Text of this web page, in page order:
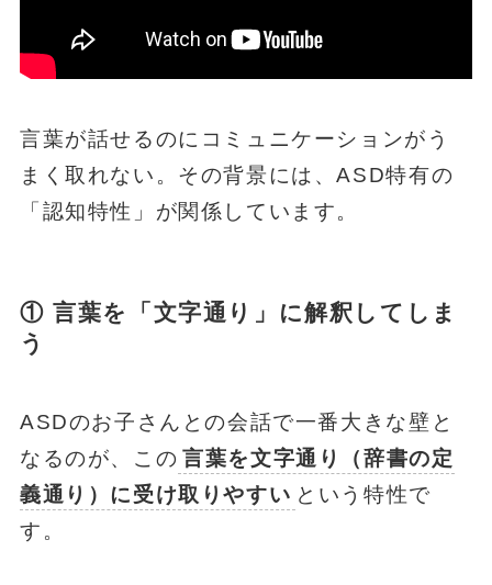
言葉が話せるのにコミュニケーションがう
まく取れない。その背景には、ASD特有の
「認知特性」が関係しています。
① 言葉を「文字通り」に解釈してしま
う
ASDのお子さんとの会話で一番大きな壁と
なるのが、この 言葉を文字通り（辞書の定
義通り）に受け取りやすい という特性で
す。